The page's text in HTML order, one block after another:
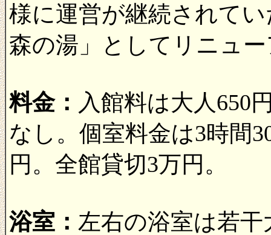
様に運営が継続されて
森の湯」としてリニュ
料金： 入館料は大人650
なし。個室料金は3時間
円。全館貸切3万円。
浴室： 左右の浴室は若